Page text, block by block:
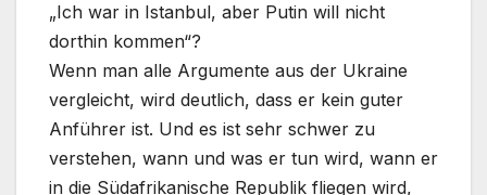
„Ich war in Istanbul, aber Putin will nicht
dorthin kommen“?
Wenn man alle Argumente aus der Ukraine
vergleicht, wird deutlich, dass er kein guter
Anführer ist. Und es ist sehr schwer zu
verstehen, wann und was er tun wird, wann er
in die Südafrikanische Republik fliegen wird,